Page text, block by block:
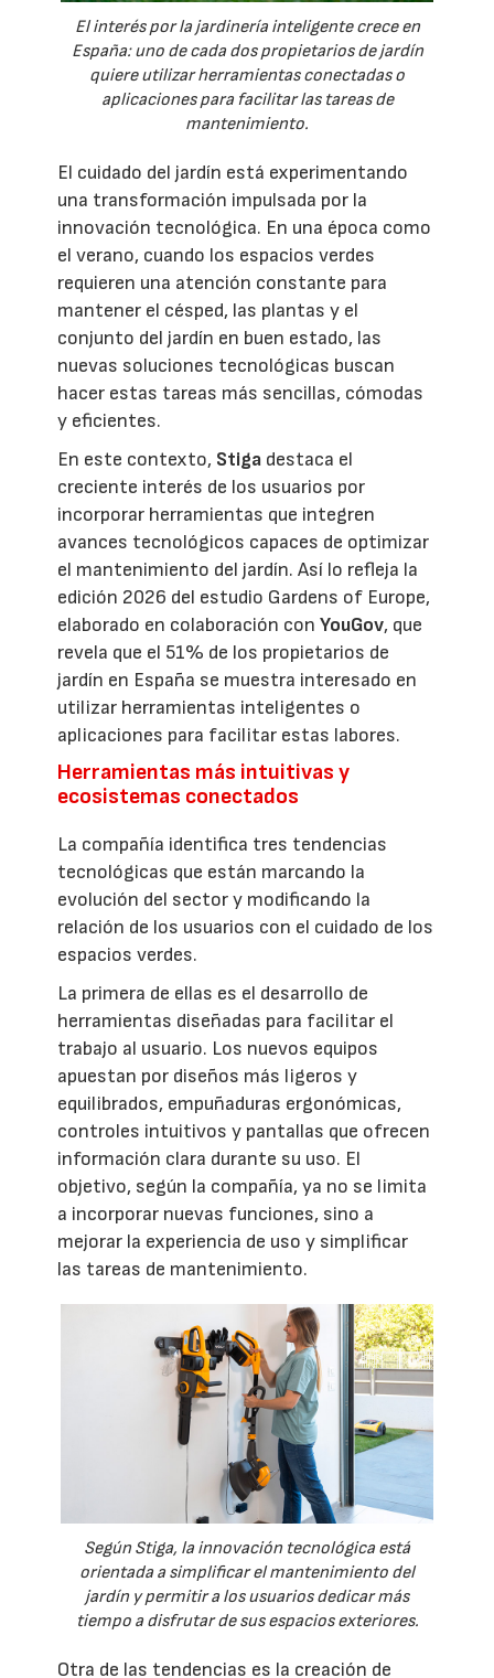
El interés por la jardinería inteligente crece en
España: uno de cada dos propietarios de jardín
quiere utilizar herramientas conectadas o
aplicaciones para facilitar las tareas de
mantenimiento.
El cuidado del jardín está experimentando
una transformación impulsada por la
innovación tecnológica. En una época como
el verano, cuando los espacios verdes
requieren una atención constante para
mantener el césped, las plantas y el
conjunto del jardín en buen estado, las
nuevas soluciones tecnológicas buscan
hacer estas tareas más sencillas, cómodas
y eficientes.
En este contexto, Stiga destaca el
creciente interés de los usuarios por
incorporar herramientas que integren
avances tecnológicos capaces de optimizar
el mantenimiento del jardín. Así lo refleja la
edición 2026 del estudio Gardens of Europe,
elaborado en colaboración conYouGov, que
revela que el 51% de los propietarios de
jardín en España se muestra interesado en
utilizar herramientas inteligentes o
aplicaciones para facilitar estas labores.
Herramientas más intuitivas y
ecosistemas conectados
La compañía identifica tres tendencias
tecnológicas que están marcando la
evolución del sector y modificando la
relación de los usuarios con el cuidado de los
espacios verdes.
La primera de ellas es el desarrollo de
herramientas diseñadas para facilitar el
trabajo al usuario. Los nuevos equipos
apuestan por diseños más ligeros y
equilibrados, empuñaduras ergonómicas,
controles intuitivos y pantallas que ofrecen
información clara durante su uso. El
objetivo, según la compañía, ya no se limita
a incorporar nuevas funciones, sino a
mejorar la experiencia de uso y simplificar
las tareas de mantenimiento.
Según Stiga, la innovación tecnológica está
orientada a simplificar el mantenimiento del
jardín y permitir a los usuarios dedicar más
tiempo a disfrutar de sus espacios exteriores.
Otra de las tendencias es la creación de